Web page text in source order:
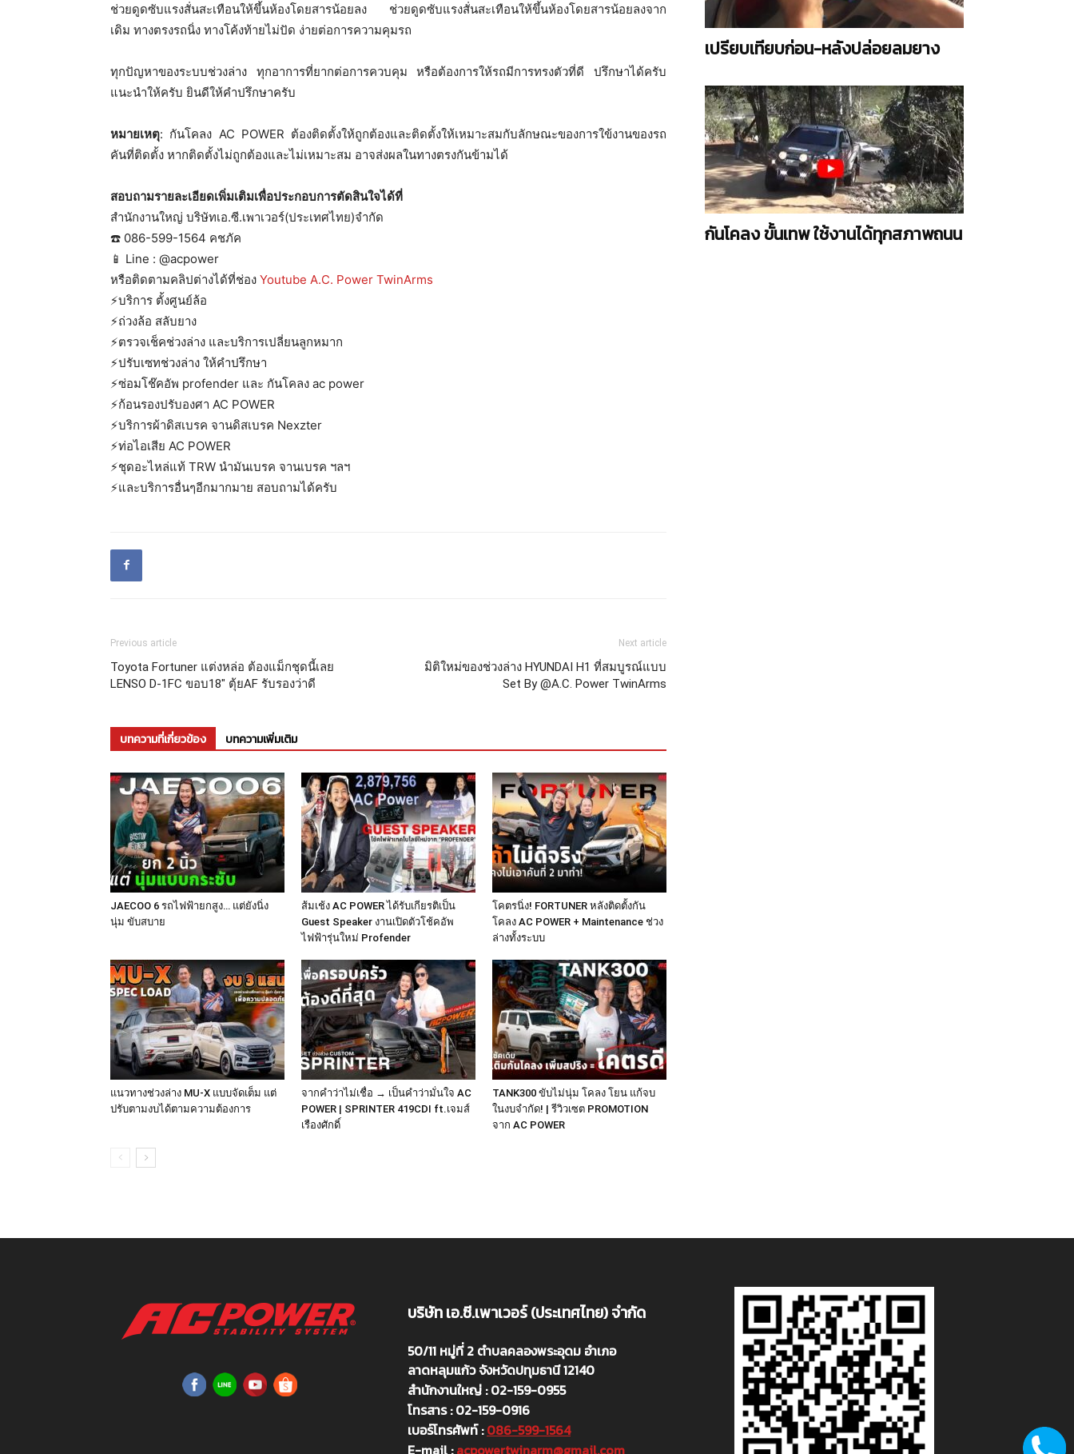
ช่วยดูดซับแรงสั่นสะเทือนให้ขึ้นห้องโดยสารน้อยลง ช่วยดูดซับแรงสั่นสะเทือนให้ขึ้นห้องโดยสารน้อยลงจาก
เดิม ทางตรงรถนิ่ง ทางโค้งท้ายไม่ปัด ง่ายต่อการความคุมรถ
ทุกปัญหาของระบบช่วงล่าง ทุกอาการที่ยากต่อการควบคุม หรือต้องการให้รถมีการทรงตัวที่ดี ปรึกษาได้ครับ
แนะนำให้ครับ ยินดีให้คำปรึกษาครับ
หมายเหตุ: กันโคลง AC POWER ต้องติดตั้งให้ถูกต้องและติดตั้งให้เหมาะสมกับลักษณะของการใข้งานของรถ
คันที่ติดตั้ง หากติดตั้งไม่ถูกต้องและไม่เหมาะสม อาจส่งผลในทางตรงกันข้ามได้
สอบถามรายละเอียดเพิ่มเติมเพื่อประกอบการตัดสินใจได้ที่
สำนักงานใหญ่ บริษัทเอ.ซี.เพาเวอร์(ประเทศไทย)จำกัด
☎️ 086-599-1564 คชภัค
📱 Line : @acpower
หรือติดตามคลิปต่างได้ที่ช่อง Youtube A.C. Power TwinArms
⚡️บริการ ตั้งศูนย์ล้อ
⚡️ถ่วงล้อ สลับยาง
⚡️ตรวจเช็คช่วงล่าง และบริการเปลี่ยนลูกหมาก
⚡️ปรับเซทช่วงล่าง ให้คำปรึกษา
⚡️ซ่อมโช๊คอัพ profender และ กันโคลง ac power
⚡️ก้อนรองปรับองศา AC POWER
⚡️บริการผ้าดิสเบรค จานดิสเบรค Nexzter
⚡️ท่อไอเสีย AC POWER
⚡️ชุดอะไหล่แท้ TRW นำมันเบรค จานเบรค ฯลฯ
⚡️และบริการอื่นๆอีกมากมาย สอบถามได้ครับ
Previous article
Toyota Fortuner แต่งหล่อ ต้องแม็กชุดนี้เลย
LENSO D-1FC ขอบ18″ ตุ้ยAF รับรองว่าดี
Next article
มิติใหม่ของช่วงล่าง HYUNDAI H1 ที่สมบูรณ์แบบ
Set By @A.C. Power TwinArms
บทความที่เกี่ยวข้อง บทความเพิ่มเติม
JAECOO 6 รถไฟฟ้ายกสูง… แต่ยังนิ่ง
นุ่ม ขับสบาย
ส้มเช้ง AC POWER ได้รับเกียรติเป็น
Guest Speaker งานเปิดตัวโช้คอัพ
ไฟฟ้ารุ่นใหม่ Profender
โคตรนิ่ง! FORTUNER หลังติดตั้งกัน
โคลง AC POWER + Maintenance ช่วง
ล่างทั้งระบบ
แนวทางช่วงล่าง MU-X แบบจัดเต็ม แต่
ปรับตามงบได้ตามความต้องการ
จากคำว่าไม่เชื่อ → เป็นคำว่ามั่นใจ AC
POWER | SPRINTER 419CDI ft.เจมส์
เรืองศักดิ์
TANK300 ขับไม่นุ่ม โคลง โยน แก้จบ
ในงบจำกัด! | รีวิวเซต PROMOTION
จาก AC POWER
เปรียบเทียบก่อน-หลังปล่อยลมยาง
กันโคลง ขั้นเทพ ใช้งานได้ทุกสภาพถนน
บริษัท เอ.ซี.เพาเวอร์ (ประเทศไทย) จำกัด
50/11 หมู่ที่ 2 ตำบลคลองพระอุดม อำเภอ
ลาดหลุมแก้ว จังหวัดปทุมธานี 12140
สำนักงานใหญ่ : 02-159-0955
โทรสาร : 02-159-0916
เบอร์โทรศัพท์ :086-599-1564
E-mail :acpowertwinarm@gmail.com